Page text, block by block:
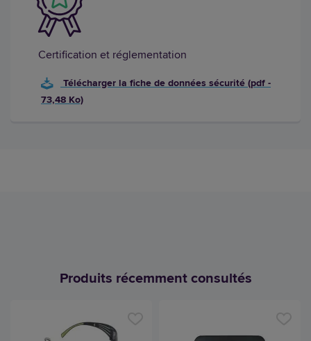
Certification et réglementation
Télécharger la fiche de données sécurité (pdf -
73,48 Ko)
Produits récemment consultés